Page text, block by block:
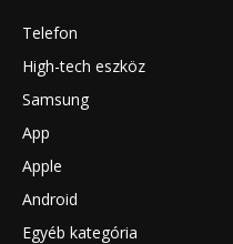
Telefon
High-tech eszköz
Samsung
App
Apple
Android
Egyéb kategória